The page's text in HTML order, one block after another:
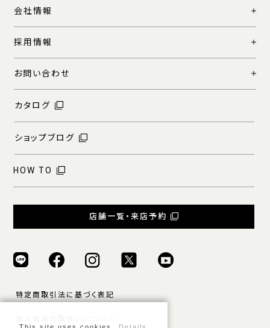
会社情報
採用情報
お問い合わせ
カタログ
ショップブログ
HOW TO
店舗一覧・来店予約
特定商取引法に基づく表記